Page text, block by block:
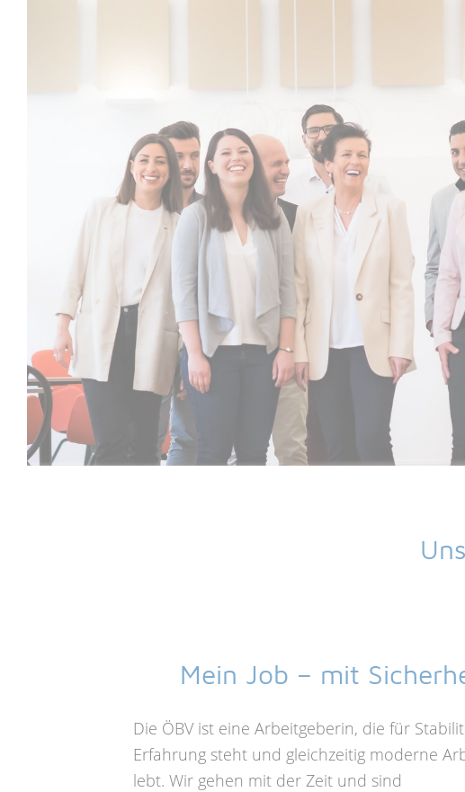
Mein Job – mit
Die ÖBV ist eine Arbeitgeberin, die für
Erfahrung steht und gleichzeitig moderne
lebt. Wir gehen mit der Zeit und sind